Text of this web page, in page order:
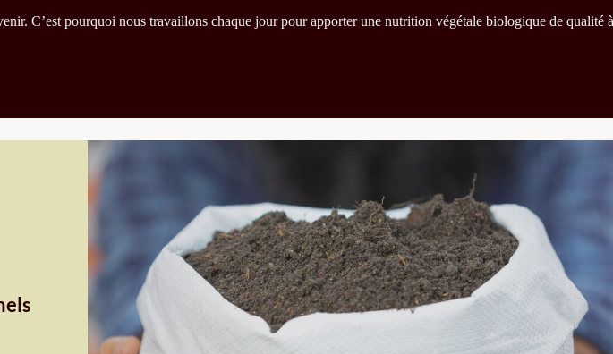
C’est pourquoi nous travaillons chaque jour pour apporter une nutrition végétale biologique de qualité